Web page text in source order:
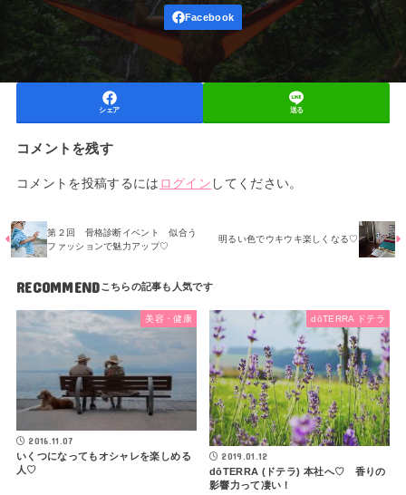
シェア 送る
コメントを残す
コメントを投稿するには ログイン してください。
第２回 骨格診断イベント 似合う
ファッションで魅力アップ♡
明るい色でウキウキ楽しくなる♡
RECOMMEND
美容・健康
2016.11.07
いくつになってもオシャレを楽しめる
人♡
dōTERRA ドテラ
2019.01.12
dōTERRA (ドテラ) 本社へ♡ 香りの
影響力って凄い！